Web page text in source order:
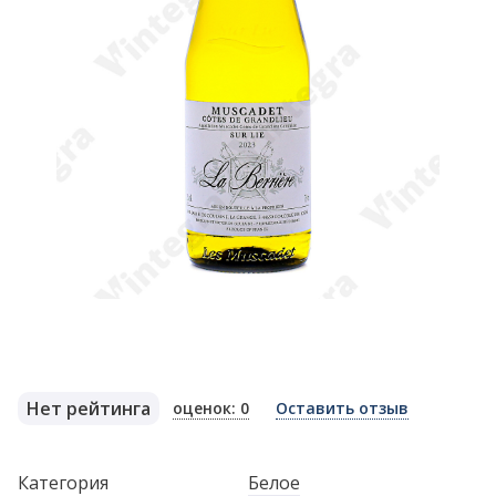
Нет рейтинга оценок: 0 Оставить отзыв
Категория
Белое